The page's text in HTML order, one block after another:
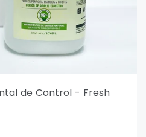
de Control - Fresh